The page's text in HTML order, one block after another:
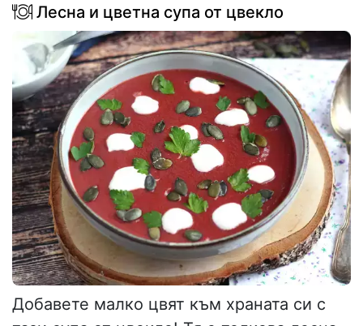
Лесна и цветна супа от цвекло
Добавете малко цвят към храната си с